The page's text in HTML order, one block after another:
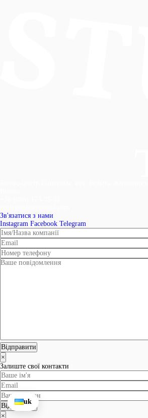
Зв'язатися з нами
Instagram Facebook Telegram
×
Залиште свої контакти
×
uk